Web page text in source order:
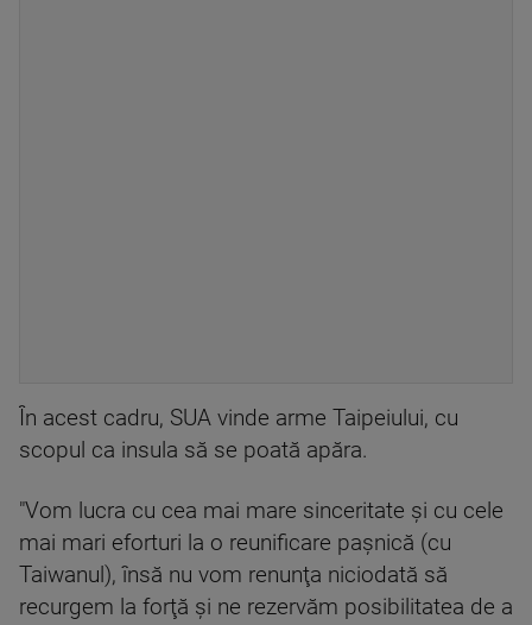
În acest cadru, SUA vinde arme Taipeiului, cu
scopul ca insula să se poată apăra.
"Vom lucra cu cea mai mare sinceritate şi cu cele
mai mari eforturi la o reunificare paşnică (cu
Taiwanul), însă nu vom renunţa niciodată să
recurgem la forţă şi ne rezervăm posibilitatea de a